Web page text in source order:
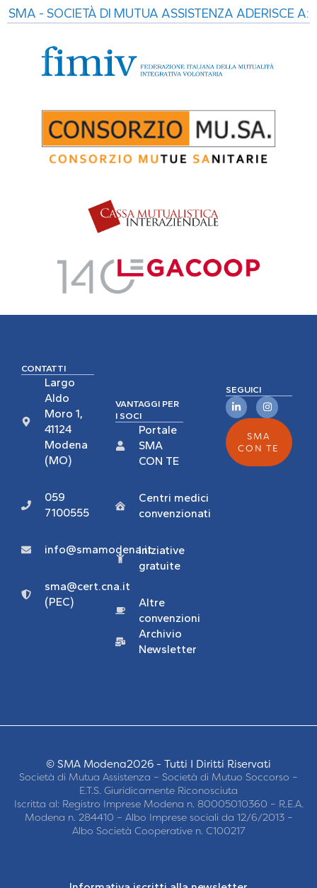
SMA - SOCIETÀ DI MUTUA ASSISTENZA ADERISCE A:
CONTATTI
Largo
Aldo
Moro 1,
41124
Modena
(MO)
059
7100555
info@smamodena.it
sma@cert.cna.it
(PEC)
VANTAGGI PER
I SOCI
Portale
SMA
CON TE
Centri medici
convenzionati
Iniziative
gratuite
Altre
convenzioni
Archivio
Newsletter
SEGUICI
SMA
CON TE
© SMA Modena2026 - Tutti I Diritti Riservati
Società di Mutua Assistenza – Società di Mutuo Soccorso –
E.T.S. Giuridicamente Riconosciuta
Iscritta al: Registro Imprese Modena n. 80005010360 – R.E.A.
Modena n. 284410 – Albo Imprese sociali da 12/6/2013 –
Albo Società Cooperative n. C100217